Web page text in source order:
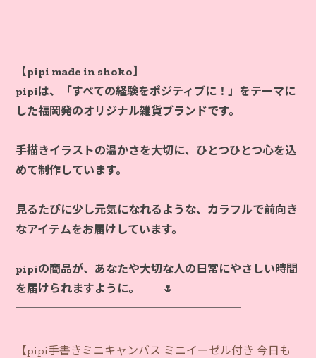
────────────────────
【pipi made in shoko】
pipiは、「すべての経験をポジティブに！」をテーマに
した福岡発のオリジナル雑貨ブランドです。
手描きイラストの温かさを大切に、ひとつひとつ心を込
めて制作しています。
見るたびに少し元気になれるような、カラフルで前向き
なアイテムをお届けしています。
pipiの商品が、あなたや大切な人の日常にやさしい時間
を届けられますように。──🌷
【pipi手書きミニキャンバス ミニイーゼル付き 今日も